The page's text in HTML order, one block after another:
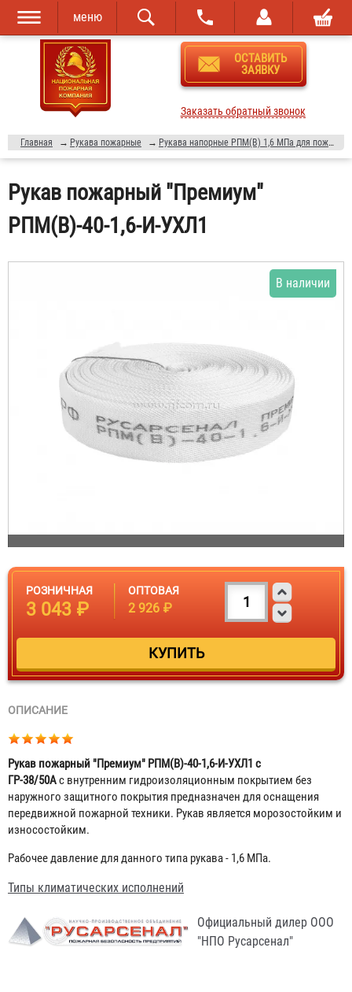
Перейти к
основному
содержанию
Skip to
navigation
меню
ОСТАВИТЬ
ЗАЯВКУ
Заказать обратный звонок
Главная → Рукава пожарные → Рукава напорные РПМ(В) 1,6 МПа для пожарной техники
Рукав пожарный "Премиум"
РПМ(В)-40-1,6-И-УХЛ1
В наличии
РОЗНИЧНАЯ
3 043 ₽
ОПТОВАЯ
2 926 ₽
ОПИСАНИЕ
Рукав пожарный "Премиум" РПМ(В)-40-1,6-И-УХЛ1 с
ГР-38/50Ас внутренним гидроизоляционным покрытием без
наружного защитного покрытия предназначен для оснащения
передвижной пожарной техники. Рукав является морозостойким и
износостойким.
Рабочее давление для данного типа рукава - 1,6 МПа.
Типы климатических исполнений
Официальный дилер ООО
"НПО Русарсенал"